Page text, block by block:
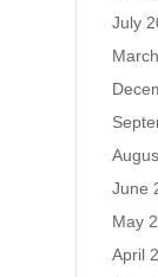
July
June
May
April